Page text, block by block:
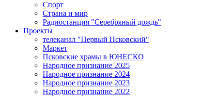
Спорт
Страна и мир
Радиостанция "Серебряный дождь"
Проекты
телеканал "Первый Псковский"
Маркет
Псковские храмы в ЮНЕСКО
Народное признание 2025
Народное признание 2024
Народное признание 2023
Народное признание 2022